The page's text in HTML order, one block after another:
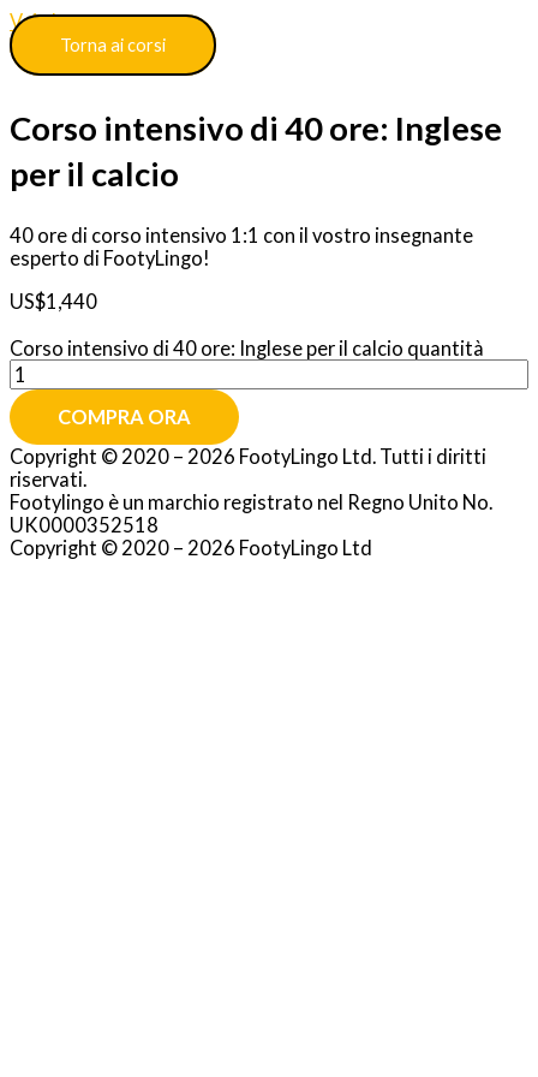
Vai al contenuto
Torna ai corsi
Corso intensivo di 40 ore: Inglese
per il calcio
40 ore di corso intensivo 1:1 con il vostro insegnante
esperto di FootyLingo!
US$1,440
Corso intensivo di 40 ore: Inglese per il calcio quantità
COMPRA ORA
Copyright © 2020 – 2026 FootyLingo Ltd. Tutti i diritti
riservati.
Footylingo è un marchio registrato nel Regno Unito No.
UK0000352518
Copyright © 2020 – 2026 FootyLingo Ltd